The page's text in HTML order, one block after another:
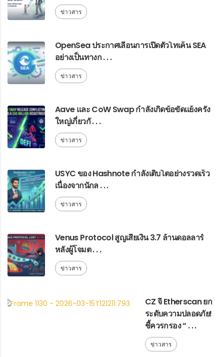
ข่าวสาร
OpenSea ประกาศเลื่อนการเปิดตัวโทเค็น SEA
อย่างเป็นทางก . . .
ข่าวสาร
Aave และ CoW Swap กำลังเกิดข้อขัดแย้งครั้ง
ใหญ่เกี่ยวกั . . .
ข่าวสาร
USYC ของ Hashnote กำลังเติบโตอย่างรวดเร็ว
เนื่องจากนักล . . .
ข่าวสาร
Venus Protocol สูญเสียเงิน 3.7 ล้านดอลลาร์
หลังผู้โจมต . . .
ข่าวสาร
CZ จี้ Etherscan ยก
ระดับความปลอดภัย!
ชี้ควรกรอง “ . . .
ข่าวสาร